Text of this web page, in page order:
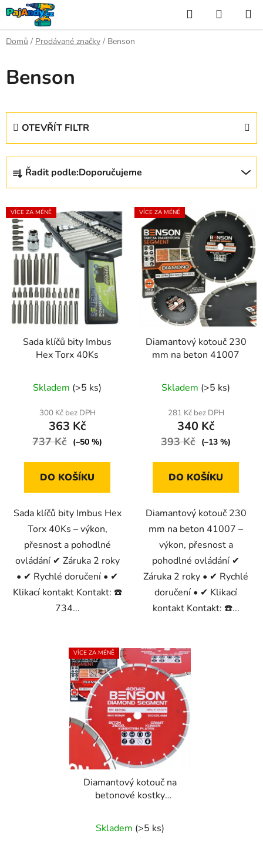
Přejít
na
obsah
Hledat
KOŠÍK
Domů / Prodávané značky / Benson
Benson
OTEVŘÍT FILTR
Ř
z
e
n
p
o
d
u
Řadit podle:Doporučujeme
V
ý
p
p
o
d
VÍCE ZA MÉNĚ
Sada klíčů bity Imbus
Hex Torx 40Ks
Skladem (>5 ks)
300 Kč bez DPH
363 Kč
737 Kč (–50 %)
DO KOŠÍKU
Sada klíčů bity Imbus Hex
Torx 40Ks – výkon,
přesnost a pohodlné
ovládání ✔ Záruka 2 roky
• ✔ Rychlé doručení • ✔
Klikací kontakt Kontakt: ☎️
734...
VÍCE ZA MÉNĚ
Diamantový kotouč 230
mm na beton 41007
Skladem (>5 ks)
281 Kč bez DPH
340 Kč
393 Kč (–13 %)
DO KOŠÍKU
Diamantový kotouč 230
mm na beton 41007 –
výkon, přesnost a
pohodlné ovládání ✔
Záruka 2 roky • ✔ Rychlé
doručení • ✔ Klikací
kontakt Kontakt: ☎️...
VÍCE ZA MÉNĚ
Diamantový kotouč na
betonové kostky
Skladem (>5 ks)